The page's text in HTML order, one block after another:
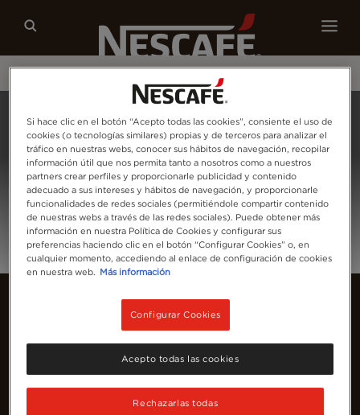
Nuestros cafés Recetas Sostenibilidad
Iniciar Sesión
Si hace clic en el botón “Acepto todas las cookies”, consiente el uso de
cookies (o tecnologías similares) propias y de terceros para analizar el
tráfico en nuestras webs, conocer sus hábitos de navegación, recopilar
información útil que nos permita tanto a nosotros como a nuestros
partners crear perfiles y proporcionarle publicidad y contenido
adecuado a sus intereses y hábitos de navegación, y proporcionarle
funcionalidades de redes sociales (permitiéndole compartir contenido
de nuestras webs a través de las redes sociales). Puede obtener más
información en nuestra Política de Cookies y configurar sus
preferencias haciendo clic en el botón “Configurar Cookies” o, en
cualquier momento, accediendo al enlace de configuración de cookies
en nuestra web. Más información
Configurar Cookies
Rechazarlas todas
Acepto todas las cookies